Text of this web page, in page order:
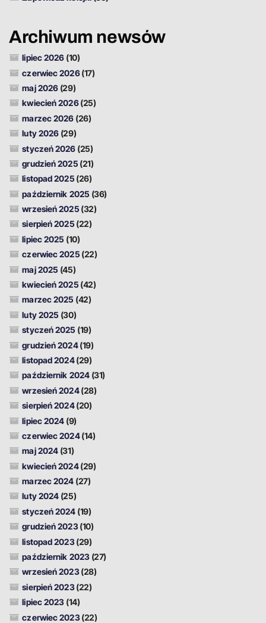
Archiwum newsów
lipiec 2026 (10)
czerwiec 2026(17)
maj 2026 (29)
kwiecień 2026(25)
marzec 2026 (26)
luty 2026 (29)
styczeń 2026 (25)
grudzień 2025 (21)
listopad 2025 (26)
październik 2025 (36)
wrzesień 2025 (32)
sierpień 2025 (22)
lipiec 2025 (10)
czerwiec 2025 (22)
maj 2025 (45)
kwiecień 2025 (42)
marzec 2025 (42)
luty 2025 (30)
styczeń 2025 (19)
grudzień 2024(19)
listopad 2024(29)
październik 2024(31)
wrzesień 2024(28)
sierpień 2024(20)
lipiec 2024 (9)
czerwiec 2024(14)
maj 2024 (31)
kwiecień 2024(29)
marzec 2024 (27)
luty 2024 (25)
styczeń 2024 (19)
grudzień 2023(10)
listopad 2023(29)
październik 2023(27)
wrzesień 2023(28)
sierpień 2023(22)
lipiec 2023 (14)
czerwiec 2023(22)